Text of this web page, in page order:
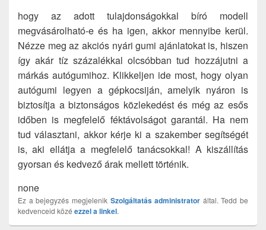
hogy az adott tulajdonságokkal bíró modell
megvásárolható-e és ha igen, akkor mennyibe kerül.
Nézze meg az akciós nyári gumi ajánlatokat is, hiszen
így akár tíz százalékkal olcsóbban tud hozzájutni a
márkás autógumihoz. Klikkeljen ide most, hogy olyan
autógumi legyen a gépkocsiján, amelyik nyáron is
biztosítja a biztonságos közlekedést és még az esős
időben is megfelelő féktávolságot garantál. Ha nem
tud választani, akkor kérje ki a szakember segítségét
is, aki ellátja a megfelelő tanácsokkal! A kiszállítás
gyorsan és kedvező árak mellett történik.
none
Ez a bejegyzés megjelenik Szolgáltatás administrator által. Tedd be
kedvenceid közé ezzel a linkel.